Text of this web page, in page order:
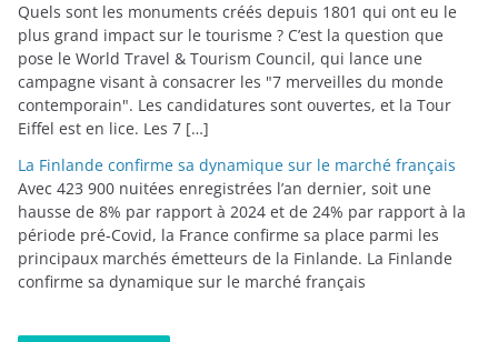
Quels sont les monuments créés depuis 1801 qui ont eu le
plus grand impact sur le tourisme ? C’est la question que
pose le World Travel & Tourism Council, qui lance une
campagne visant à consacrer les "7 merveilles du monde
contemporain". Les candidatures sont ouvertes, et la Tour
Eiffel est en lice. Les 7 […]
La Finlande confirme sa dynamique sur le marché français
Avec 423 900 nuitées enregistrées l’an dernier, soit une
hausse de 8% par rapport à 2024 et de 24% par rapport à la
période pré-Covid, la France confirme sa place parmi les
principaux marchés émetteurs de la Finlande. La Finlande
confirme sa dynamique sur le marché français